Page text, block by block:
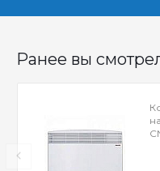
Ранее вы